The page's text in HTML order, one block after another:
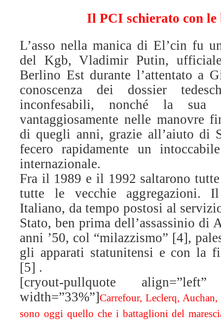
Il PCI schierato con
L’asso nella manica di El’cin fu
del Kgb, Vladimir Putin,
Berlino Est durante l’attentato a
conoscenza dei dossier
inconfesabili, nonché la
vantaggiosamente nelle manovre
di quegli anni, grazie all’aiuto di
fecero rapidamente un
internazionale.
Fra il 1989 e il 1992 saltarono
tutte le vecchie aggregazioni.
Italiano, da tempo postosi al
Stato, ben prima dell’assassinio
anni ’50, col “milazzismo” [4],
gli apparati statunitensi e con la
[5] .
[cryout-pullquote align=”left”
width=”33%”]Carrefour, Leclerq,
sono oggi quello che i battaglioni del